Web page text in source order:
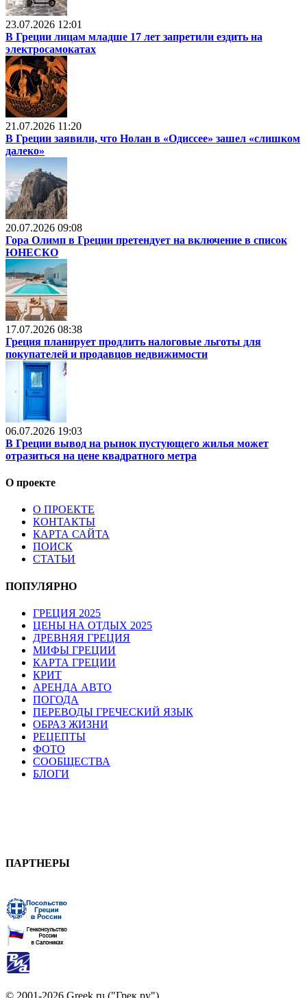
23.07.2026 12:01
В Греции лицам младше 17 лет запретили ездить на
электросамокатах
21.07.2026 11:20
В Греции заявили, что Нолан в «Одиссее» зашел «слишком
далеко»
20.07.2026 09:08
Гора Олимп в Греции претендует на включение в список
ЮНЕСКО
17.07.2026 08:38
Греция планирует продлить налоговые льготы для
покупателей и продавцов недвижимости
06.07.2026 19:03
В Греции вывод на рынок пустующего жилья может
отразиться на цене квадратного метра
О проекте
О ПРОЕКТЕ
КОНТАКТЫ
КАРТА САЙТА
ПОИСК
СТАТЬИ
ПОПУЛЯРНО
ГРЕЦИЯ 2025
ЦЕНЫ НА ОТДЫХ 2025
ДРЕВНЯЯ ГРЕЦИЯ
МИФЫ ГРЕЦИИ
КАРТА ГРЕЦИИ
КРИТ
АРЕНДА АВТО
ПОГОДА
ПЕРЕВОДЫ ГРЕЧЕСКИЙ ЯЗЫК
ОБРАЗ ЖИЗНИ
РЕЦЕПТЫ
ФОТО
СООБЩЕСТВА
БЛОГИ
ПАРТНЕРЫ
© 2001-2026 Greek.ru ("Грек.ру")